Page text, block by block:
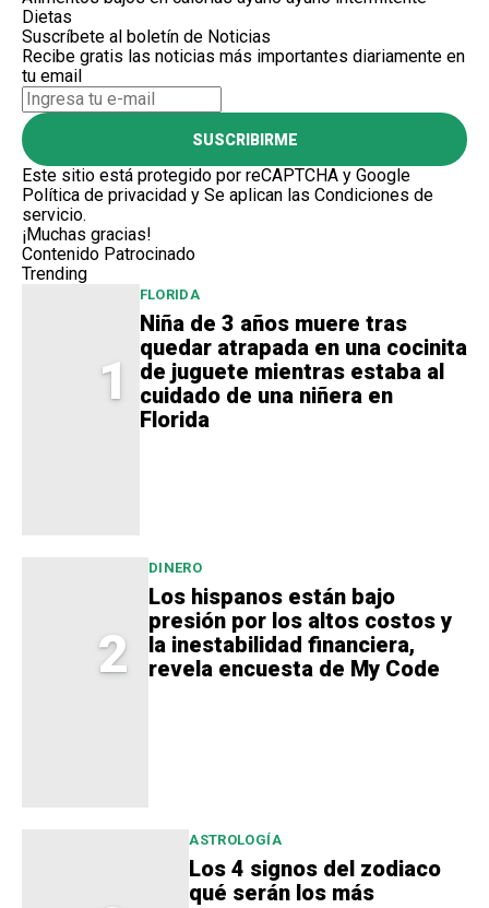
Dietas
Suscríbete al boletín de Noticias
Recibe gratis las noticias más importantes diariamente en
tu email
SUSCRIBIRME
Este sitio está protegido por reCAPTCHA y Google
Política de privacidad y Se aplican las Condiciones de
servicio.
¡Muchas gracias!
Contenido Patrocinado
Trending
1
FLORIDA
Niña de 3 años muere tras
quedar atrapada en una cocinita
de juguete mientras estaba al
cuidado de una niñera en
Florida
2
DINERO
Los hispanos están bajo
presión por los altos costos y
la inestabilidad financiera,
revela encuesta de My Code
ASTROLOGÍA
Los 4 signos del zodiaco
qué serán los más